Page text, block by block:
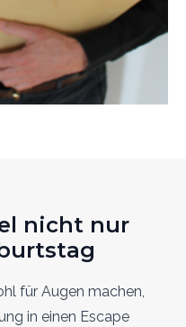
nicht nur
für Augen machen,
in einen Escape